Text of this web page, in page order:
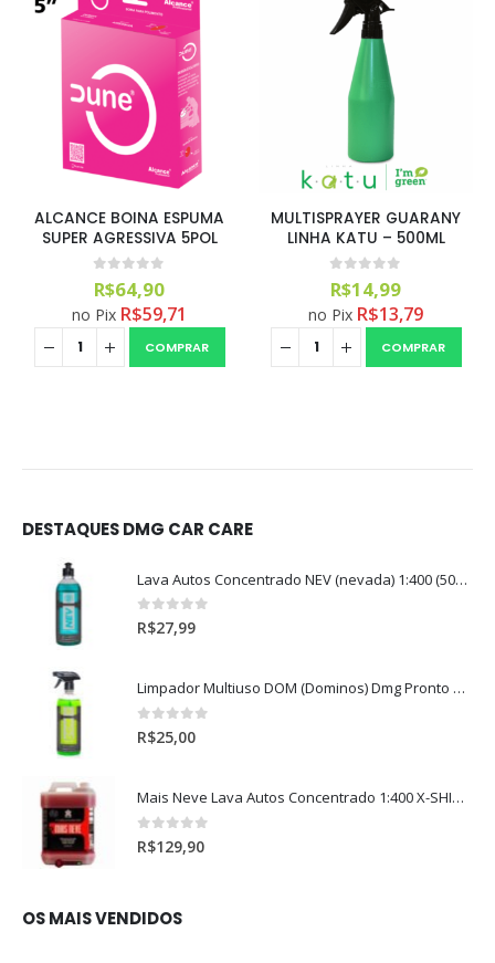
ALCANCE BOINA ESPUMA
SUPER AGRESSIVA 5POL
0 out of 5
R$64,90
no Pix R$59,71
COMPRAR
MULTISPRAYER GUARANY
LINHA KATU – 500ML
0 out of 5
R$14,99
no Pix R$13,79
COMPRAR
DESTAQUES DMG CAR CARE
Lava Autos Concentrado NEV (nevada) 1:400 (500ml)
0out of 5
R$27,99
Limpador Multiuso DOM (Dominos) Dmg Pronto P/Uso (500ml)
0out of 5
R$25,00
Mais Neve Lava Autos Concentrado 1:400 X-SHINE 5Litros
0out of 5
R$129,90
OS MAIS VENDIDOS